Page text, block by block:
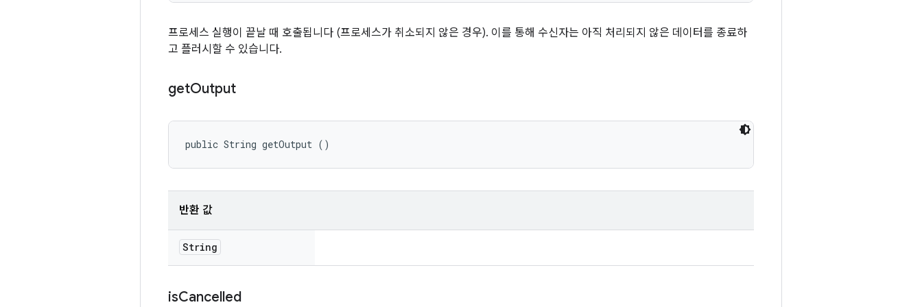
프로세스 실행이 끝날 때 호출됩니다 (프로세스가 취소되지 않은 경우). 이를 통해 수신자는 아직 처리되지 않은 데이터를 종료하
고 플러시할 수 있습니다.
getOutput
public String getOutput ()
반환 값
String
isCancelled